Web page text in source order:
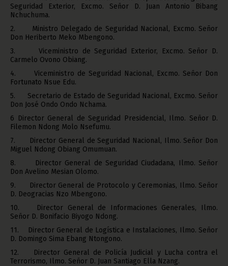
Seguridad Exterior, Excmo. Señor D. Juan Antonio Bibang
Nchuchuma.
2. Ministro Delegado de Seguridad Nacional, Excmo. Señor
Don Heriberto Meko Mbengono.
3. Viceministro de Seguridad Exterior, Excmo. Señor D.
Carmelo Ovono Obiang.
4. Viceministro de Seguridad Nacional, Excmo. Señor Don
Fortunato Nsue Edu.
5. Secretario de Estado de Seguridad Nacional, Excmo. Señor
Don José Ondo Ondo Nchama.
6 Director General de Seguridad Presidencial, Ilmo. Señor D.
Filemon Ndong Molo Nsefumu.
7. Director General de Seguridad Nacional, Ilmo. Señor Don
Miguel Ndong Obiang Omumuan.
8. Director General de Seguridad Ciudadana, Ilmo. Señor
Don Avelino Mesian Olomo.
9. Director General de Protocolo y Ceremonias, Ilmo. Señor
D. Deogracias Nzo Mbengono.
10. Director General de Informaciones Generales, Ilmo.
Señor D. Bonifacio Biyogo Ndong.
11. Director General de Logística e Instalaciones, Ilmo. Señor
D. Domingo Sima Ebang Ntongono.
12. Director General de Policía Judicial y Lucha contra el
Terrorismo, Ilmo. Señor D. Juan Santiago Ella Nzang.